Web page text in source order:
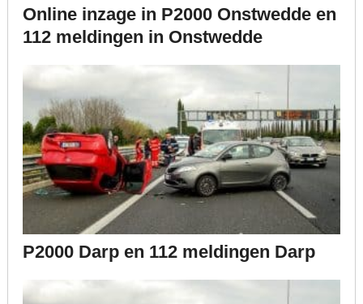
Online inzage in P2000 Onstwedde en
112 meldingen in Onstwedde
P2000 Darp en 112 meldingen Darp